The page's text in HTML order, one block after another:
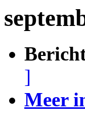
]
Meer